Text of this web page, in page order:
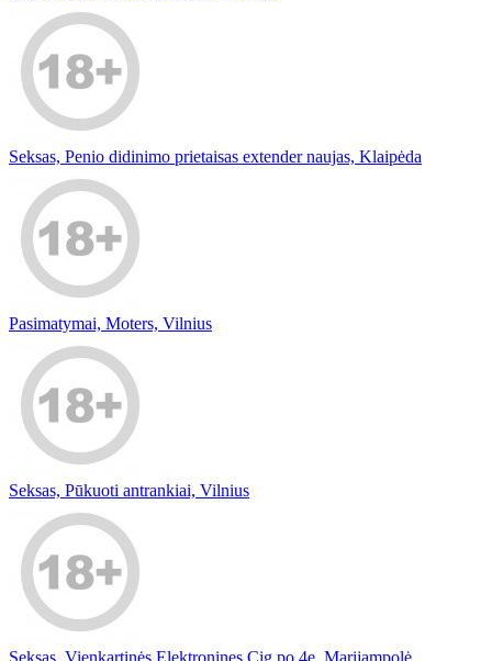
Seksas, Penio didinimo prietaisas extender naujas, Klaipėda
Pasimatymai, Moters, Vilnius
Seksas, Pūkuoti antrankiai, Vilnius
Seksas, Vienkartinės Elektronines Cig po 4e, Marijampolė